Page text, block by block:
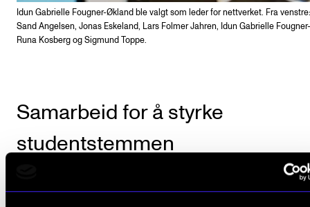
Idun Gabrielle Fougner-Økland ble valgt som leder for nettverket. Fra
Sand Angelsen, Jonas Eskeland, Lars Folmer Jahren, Idun Gabrielle
Runa Kosberg og Sigmund Toppe.
Samarbeid for å styrke
studentstemmen